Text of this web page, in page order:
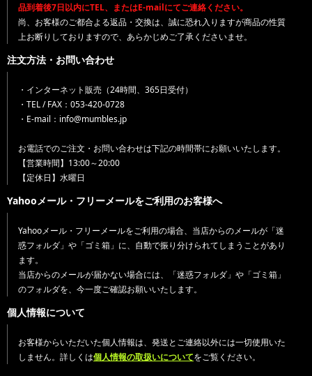
品到着後7日以内にTEL、またはE-mailにてご連絡ください。
尚、お客様のご都合よる返品・交換は、誠に恐れ入りますが商品の性質
上お断りしておりますので、あらかじめご了承くださいませ。
注文方法・お問い合わせ
・インターネット販売（24時間、365日受付）
・TEL / FAX：053-420-0728
・E-mail：info@mumbles.jp
お電話でのご注文・お問い合わせは下記の時間帯にお願いいたします。
【営業時間】13:00～20:00
【定休日】水曜日
Yahooメール・フリーメールをご利用のお客様へ
Yahooメール・フリーメールをご利用の場合、当店からのメールが「迷
惑フォルダ」や「ゴミ箱」に、自動で振り分けられてしまうことがあり
ます。
当店からのメールが届かない場合には、「迷惑フォルダ」や「ゴミ箱」
のフォルダを、今一度ご確認お願いいたします。
個人情報について
お客様からいただいた個人情報は、発送とご連絡以外には一切使用いた
しません。詳しくは個人情報の取扱いについてをご覧ください。